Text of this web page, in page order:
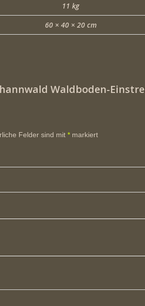
11 kg
60 × 40 × 20 cm
Waldboden-
Felder sind mit *markiert